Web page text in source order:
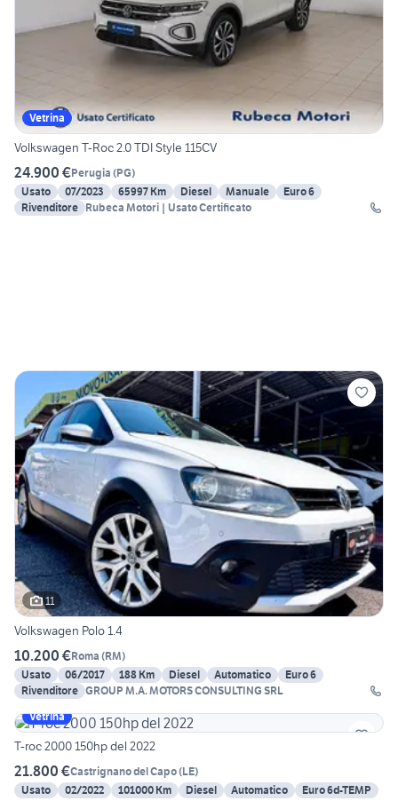
Vetrina
Volkswagen T-Roc 2.0 TDI Style 115CV
24.900 €Perugia (PG)
Usato
07/2023 65997 Km Diesel Manuale
Euro 6
Rivenditore Rubeca Motori | Usato Certificato
11
Volkswagen Polo 1.4
10.200 €Roma (RM)
Usato
06/2017 188 Km Diesel Automatico
Euro 6
Rivenditore GROUP M.A. MOTORS CONSULTING SRL
Vetrina
T-roc 2000 150hp del 2022
21.800 €Castrignano del Capo(LE)
Usato
02/2022 101000 Km Diesel Automatico Euro 6d-TEMP